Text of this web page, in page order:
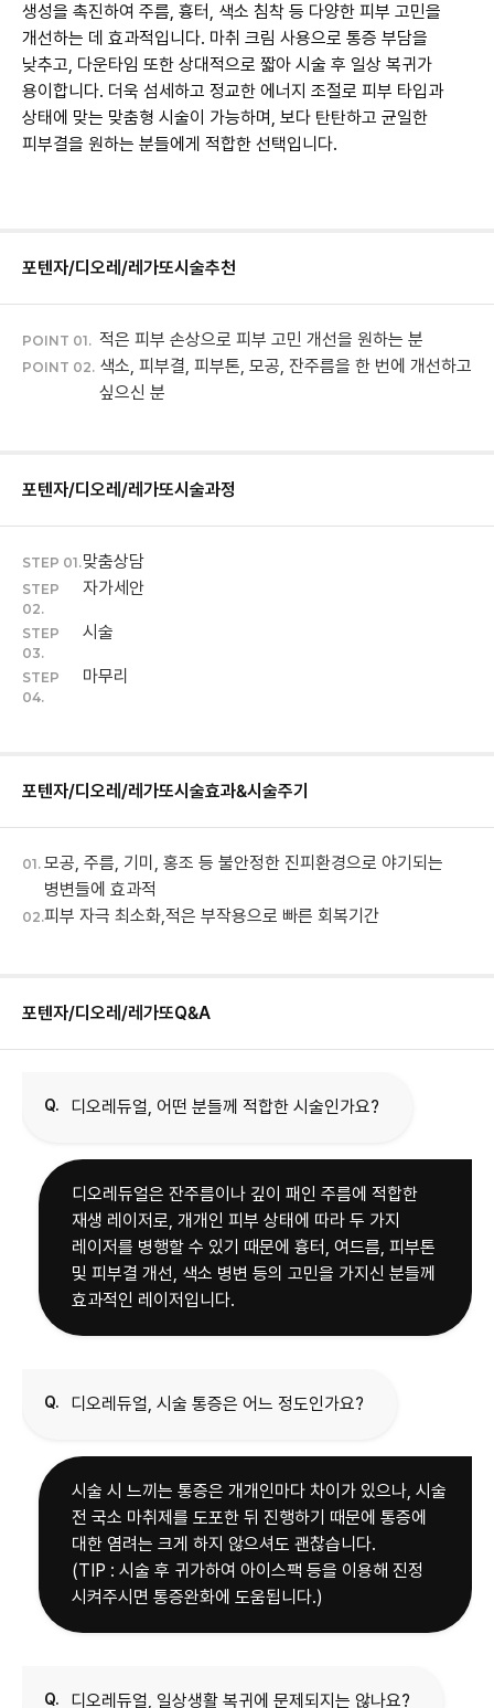
생성을 촉진하여 주름, 흉터, 색소 침착 등 다양한 피부 고민을
개선하는 데 효과적입니다. 마취 크림 사용으로 통증 부담을
낮추고, 다운타임 또한 상대적으로 짧아 시술 후 일상 복귀가
용이합니다. 더욱 섬세하고 정교한 에너지 조절로 피부 타입과
상태에 맞는 맞춤형 시술이 가능하며, 보다 탄탄하고 균일한
포텐자/디오레/레가또시술추천
POINT 01. 적은 피부 손상으로 피부 고민 개선을 원하는 분
POINT 02. 색소, 피부결, 피부톤, 모공, 잔주름을 한 번에 개선하고
싶으신 분
포텐자/디오레/레가또시술과정
STEP 01.맞춤상담
STEP
02.
자가세안
STEP
03.
시술
STEP
04.
마무리
포텐자/디오레/레가또시술효과&시술주기
01. 모공, 주름, 기미, 홍조 등 불안정한 진피환경으로 야기되는
병변들에 효과적
02.피부 자극 최소화,적은 부작용으로 빠른 회복기간
포텐자/디오레/레가또Q&A
Q. 디오레듀얼, 어떤 분들께 적합한 시술인가요?
디오레듀얼은 잔주름이나 깊이 패인 주름에 적합한
재생 레이저로, 개개인 피부 상태에 따라 두 가지
레이저를 병행할 수 있기 때문에 흉터, 여드름, 피부톤
및 피부결 개선, 색소 병변 등의 고민을 가지신 분들께
효과적인 레이저입니다.
Q. 디오레듀얼, 시술 통증은 어느 정도인가요?
시술 시 느끼는 통증은 개개인마다 차이가 있으나, 시술
전 국소 마취제를 도포한 뒤 진행하기 때문에 통증에
대한 염려는 크게 하지 않으셔도 괜찮습니다.
(TIP : 시술 후 귀가하여 아이스팩 등을 이용해 진정
시켜주시면 통증완화에 도움됩니다.)
Q. 디오레듀얼, 일상생활 복귀에 문제되지는 않나요?